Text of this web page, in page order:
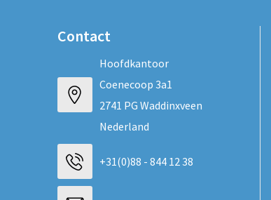
Contact
Hoofdkantoor
Coenecoop 3a1
2741 PG Waddinxveen
Nederland
+31(0)88 - 844 12 38